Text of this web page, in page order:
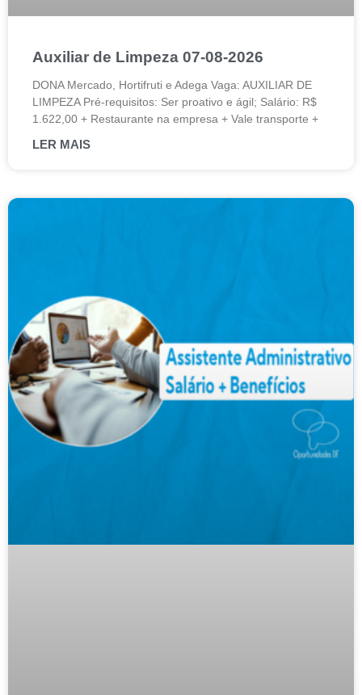
Auxiliar de Limpeza 07-08-2026
DONA Mercado, Hortifruti e Adega Vaga: AUXILIAR DE
LIMPEZA Pré-requisitos: Ser proativo e ágil; Salário: R$
1.622,00 + Restaurante na empresa + Vale transporte +
LER MAIS